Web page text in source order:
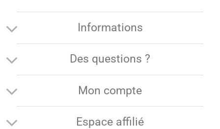
Informations
Des questions ?
Mon compte
Espace affilié